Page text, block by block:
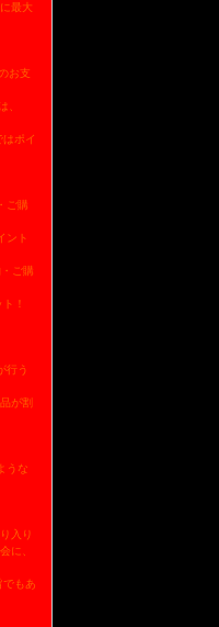
最大
お支
、
ポイ
ご購
ント
ご購
！
行う
が割
うな
入り
に、
もあ